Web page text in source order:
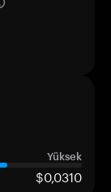
Yüksek
$0,0310